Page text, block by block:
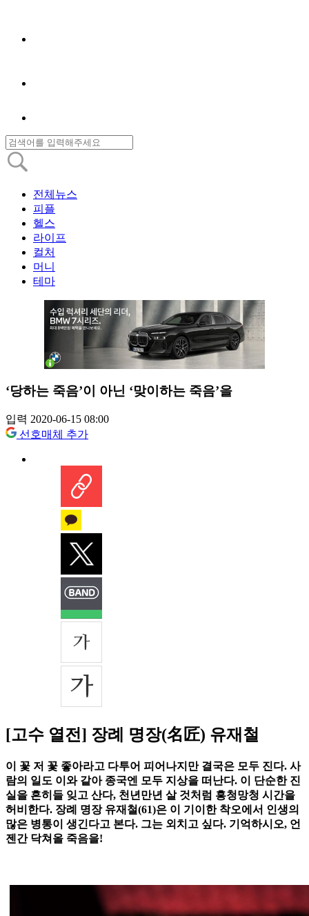
전체뉴스
피플
헬스
라이프
컬처
머니
테마
‘당하는 죽음’이 아닌 ‘맞이하는 죽음’을
입력 2020-06-15 08:00
선호매체 추가
[고수 열전] 장례 명장(名匠) 유재철
이 꽃 저 꽃 좋아라고 다투어 피어나지만 결국은 모두 진다. 사
람의 일도 이와 같아 종국엔 모두 지상을 떠난다. 이 단순한 진
실을 흔히들 잊고 산다, 천년만년 살 것처럼 흥청망청 시간을
허비한다. 장례 명장 유재철(61)은 이 기이한 착오에서 인생의
많은 병통이 생긴다고 본다. 그는 외치고 싶다. 기억하시오, 언
젠간 닥쳐올 죽음을!